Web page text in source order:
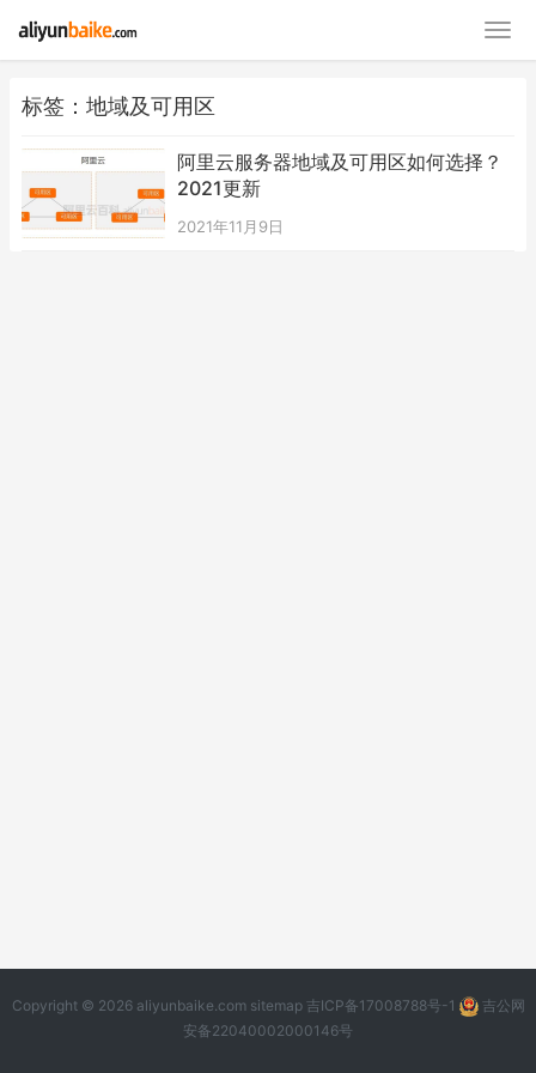
标签：地域及可用区
阿里云服务器地域及可用区如何选择？
2021更新
2021年11月9日
Copyright © 2026 aliyunbaike.com sitemap 吉ICP备17008788号-1
吉公网
安备22040002000146号